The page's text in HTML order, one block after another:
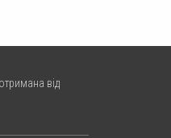
від